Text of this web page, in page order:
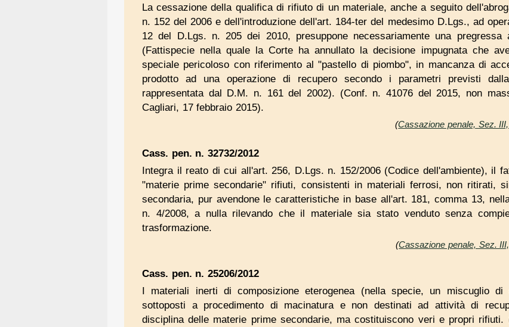
La cessazione della qualifica di rifiuto di un materiale, anche a seguito
n. 152 del 2006 e dell'introduzione dell'art. 184-ter del medesimo D.Lgs., ad
12 del D.Lgs. n. 205 dei 2010, presuppone necessariamente una
(Fattispecie nella quale la Corte ha annullato la decisione impugnata che
speciale pericoloso con riferimento al "pastello di piombo", in mancanza di
prodotto ad una operazione di recupero secondo i parametri previsti
rappresentata dal D.M. n. 161 del 2002). (Conf. n. 41076 del 2015, non
Cagliari, 17 febbraio 2015).
(Cassazione penale, Sez.
Cass. pen. n. 32732/2012
Integra il reato di cui all'art. 256, D.Lgs. n. 152/2006 (Codice dell'ambiente), il
"materie prime secondarie" rifiuti, consistenti in materiali ferrosi, non ritirati,
secondaria, pur avendone le caratteristiche in base all'art. 181, comma 13,
n. 4/2008, a nulla rilevando che il materiale sia stato venduto senza
trasformazione.
(Cassazione penale, Sez.
Cass. pen. n. 25206/2012
I materiali inerti di composizione eterogenea (nella specie, un miscuglio di
sottoposti a procedimento di macinatura e non destinati ad attività di
disciplina delle materie prime secondarie, ma costituiscono veri e propri